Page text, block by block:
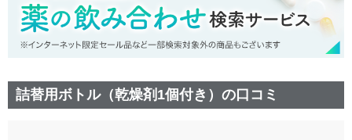
詰替用ボトル（乾燥剤1個付き）の口コミ